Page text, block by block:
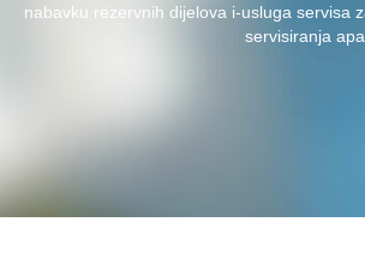
nabavku rezervnih dijelova i-usluga servisa
servisiranja